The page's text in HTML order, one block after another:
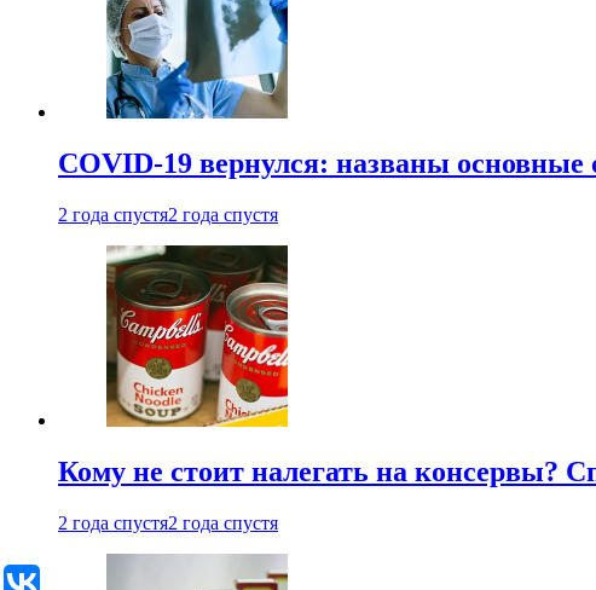
COVID-19 вернулся: названы
2 года спустя2 года спустя
Кому не стоит налегать на консервы?
2 года спустя2 года спустя